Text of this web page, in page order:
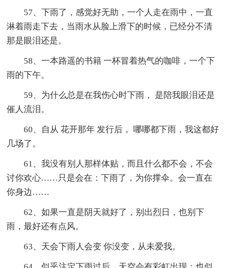
57、下雨了，感觉好无助，一个人走在雨中，一直
淋着雨走下去，当雨水从脸上滑下的时候，已经分不清
那是眼泪还是。
58、一本路遥的书籍 一杯冒着热气的咖啡，一个下
雨的下午。
59、为什么总是在我伤心时下雨， 是陪我眼泪还是
催人流泪。
60、自从 花开那年 发行后， 哪哪都下雨，我这都好
几场了。
61、我没有别人那样体贴，而且什么都不会，不会
讨你欢心……只是会在：下雨了，为你撑伞。会一直在
你身边……
62、如果一直是阴天就好了，别出烈日，也别下
雨，最好还有点风。
63、天会下雨人会变 你没变，从未爱我。